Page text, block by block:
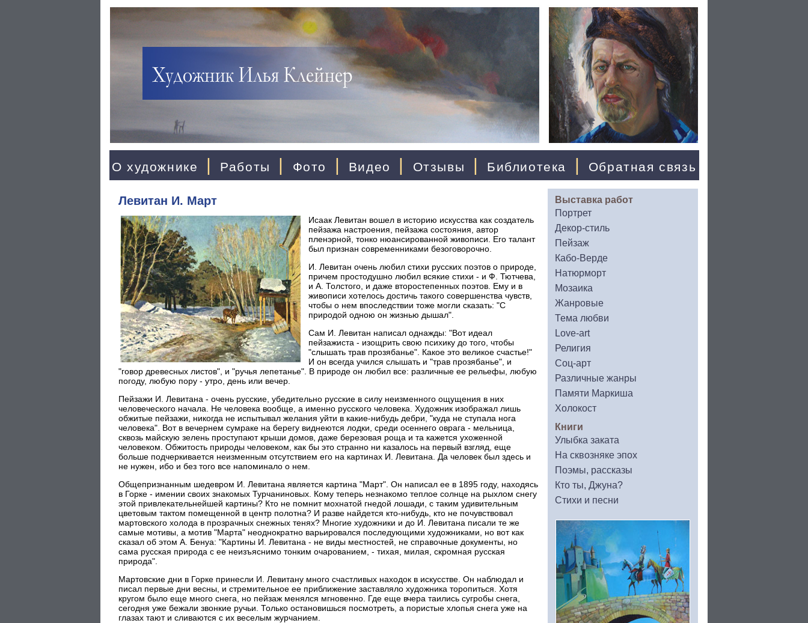
О художнике | Работы | Фото | Видео | Отзывы | Библиотека | Обратная связь
Левитан И. Март
Исаак Левитан вошел в историю искусства как создатель
пейзажа настроения, пейзажа состояния, автор
пленэрной, тонко нюансированной живописи. Его талант
был признан современниками безоговорочно.
И. Левитан очень любил стихи русских поэтов о природе,
причем простодушно любил всякие стихи - и Ф. Тютчева,
и А. Толстого, и даже второстепенных поэтов. Ему и в
живописи хотелось достичь такого совершенства чувств,
чтобы о нем впоследствии тоже могли сказать: "С
природой одною он жизнью дышал".
Сам И. Левитан написал однажды: "Вот идеал
пейзажиста - изощрить свою психику до того, чтобы
"слышать трав прозябанье". Какое это великое счастье!"
И он всегда учился слышать и "трав прозябанье", и
"говор древесных листов", и "ручья лепетанье". В природе он любил все: различные ее рельефы, любую
погоду, любую пору - утро, день или вечер.
Пейзажи И. Левитана - очень русские, убедительно русские в силу неизменного ощущения в них
человеческого начала. Не человека вообще, а именно русского человека. Художник изображал лишь
обжитые пейзажи, никогда не испытывал желания уйти в какие-нибудь дебри, "куда не ступала нога
человека". Вот в вечернем сумраке на берегу виднеются лодки, среди осеннего оврага - мельница,
сквозь майскую зелень проступают крыши домов, даже березовая роща и та кажется ухоженной
человеком. Обжитость природы человеком, как бы это странно ни казалось на первый взгляд, еще
больше подчеркивается неизменным отсутствием его на картинах И. Левитана. Да человек был здесь и
не нужен, ибо и без того все напоминало о нем.
Общепризнанным шедевром И. Левитана является картина "Март". Он написал ее в 1895 году, находясь
в Горке - имении своих знакомых Турчаниновых. Кому теперь незнакомо теплое солнце на рыхлом снегу
этой привлекательнейшей картины? Кто не помнит мохнатой гнедой лошади, с таким удивительным
цветовым тактом помещенной в центр полотна? И разве найдется кто-нибудь, кто не почувствовал
мартовского холода в прозрачных снежных тенях? Многие художники и до И. Левитана писали те же
самые мотивы, а мотив "Марта" неоднократно варьировался последующими художниками, но вот как
сказал об этом А. Бенуа: "Картины И. Левитана - не виды местностей, не справочные документы, но
сама русская природа с ее неизъяснимо тонким очарованием, - тихая, милая, скромная русская
природа".
Мартовские дни в Горке принесли И. Левитану много счастливых находок в искусстве. Он наблюдал и
писал первые дни весны, и стремительное ее приближение заставляло художника торопиться. Хотя
кругом было еще много снега, но пейзаж менялся мгновенно. Где еще вчера таились сугробы снега,
сегодня уже бежали звонкие ручьи. Только остановишься посмотреть, а пористые хлопья снега уже на
глазах тают и сливаются с их веселым журчанием.
Выставка работ
Портрет
Декор-стиль
Пейзаж
Кабо-Верде
Натюрморт
Мозаика
Жанровые
Тема любви
Love-art
Религия
Соц-арт
Различные жанры
Памяти Маркиша
Холокост
Книги
Улыбка заката
На сквозняке эпох
Поэмы, рассказы
Кто ты, Джуна?
Стихи и песни